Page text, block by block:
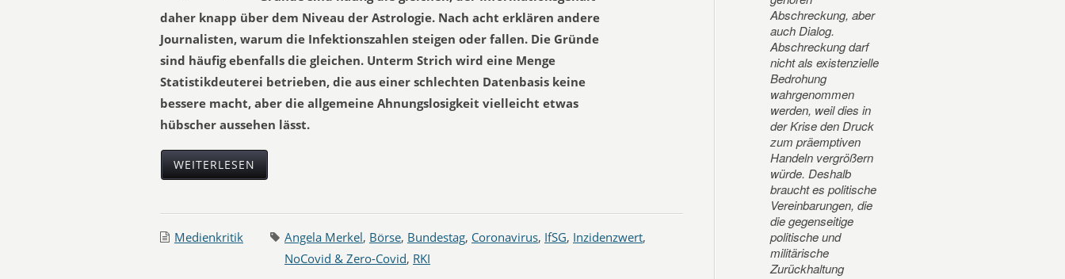
daher knapp über dem Niveau der Astrologie. Nach acht erklären andere
Journalisten, warum die Infektionszahlen steigen oder fallen. Die Gründe
sind häufig ebenfalls die gleichen. Unterm Strich wird eine Menge
Statistikdeuterei betrieben, die aus einer schlechten Datenbasis keine
bessere macht, aber die allgemeine Ahnungslosigkeit vielleicht etwas
hübscher aussehen lässt.
WEITERLESEN
Medienkritik Angela Merkel, Börse, Bundestag, Coronavirus, IfSG, Inzidenzwert,
NoCovid & Zero-Covid, RKI
Abschreckung, aber
auch Dialog.
Abschreckung darf
nicht als existenzielle
Bedrohung
wahrgenommen
werden, weil dies in
der Krise den Druck
zum präemptiven
Handeln vergrößern
würde. Deshalb
braucht es politische
Vereinbarungen, die
die gegenseitige
politische und
militärische
Zurückhaltung